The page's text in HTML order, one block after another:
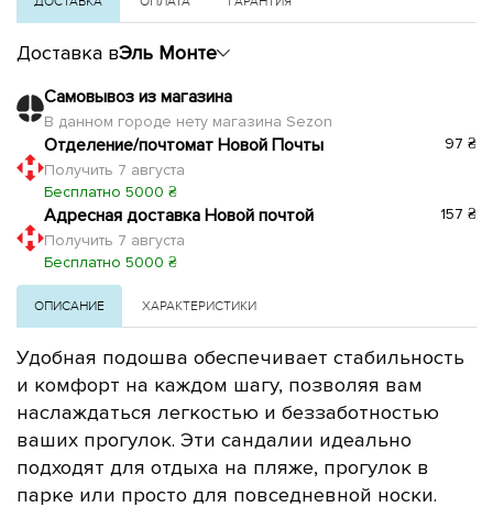
Доставка вЭль Монте
Самовывоз из магазина
В данном городе нету магазина Sezon
Отделение/почтомат Новой Почты
Получить 7 августа
Бесплатно 5000 ₴
97 ₴
Адресная доставка Новой почтой
Получить 7 августа
Бесплатно 5000 ₴
157 ₴
ОПИСАНИЕ ХАРАКТЕРИСТИКИ
Удобная подошва обеспечивает стабильность
и комфорт на каждом шагу, позволяя вам
наслаждаться легкостью и беззаботностью
ваших прогулок. Эти сандалии идеально
подходят для отдыха на пляже, прогулок в
парке или просто для повседневной носки.